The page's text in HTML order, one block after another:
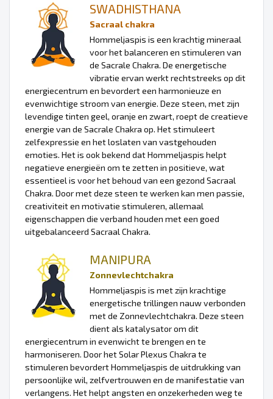
SWADHISTHANA
Sacraal chakra
Hommeljaspis is een krachtig mineraal
voor het balanceren en stimuleren van
de Sacrale Chakra. De energetische
vibratie ervan werkt rechtstreeks op dit
energiecentrum en bevordert een harmonieuze en
evenwichtige stroom van energie. Deze steen, met zijn
levendige tinten geel, oranje en zwart, roept de creatieve
energie van de Sacrale Chakra op. Het stimuleert
zelfexpressie en het loslaten van vastgehouden
emoties. Het is ook bekend dat Hommeljaspis helpt
negatieve energieën om te zetten in positieve, wat
essentieel is voor het behoud van een gezond Sacraal
Chakra. Door met deze steen te werken kan men passie,
creativiteit en motivatie stimuleren, allemaal
eigenschappen die verband houden met een goed
uitgebalanceerd Sacraal Chakra.
MANIPURA
Zonnevlechtchakra
Hommeljaspis is met zijn krachtige
energetische trillingen nauw verbonden
met de Zonnevlechtchakra. Deze steen
dient als katalysator om dit
energiecentrum in evenwicht te brengen en te
harmoniseren. Door het Solar Plexus Chakra te
stimuleren bevordert Hommeljaspis de uitdrukking van
persoonlijke wil, zelfvertrouwen en de manifestatie van
verlangens. Het helpt angsten en onzekerheden weg te